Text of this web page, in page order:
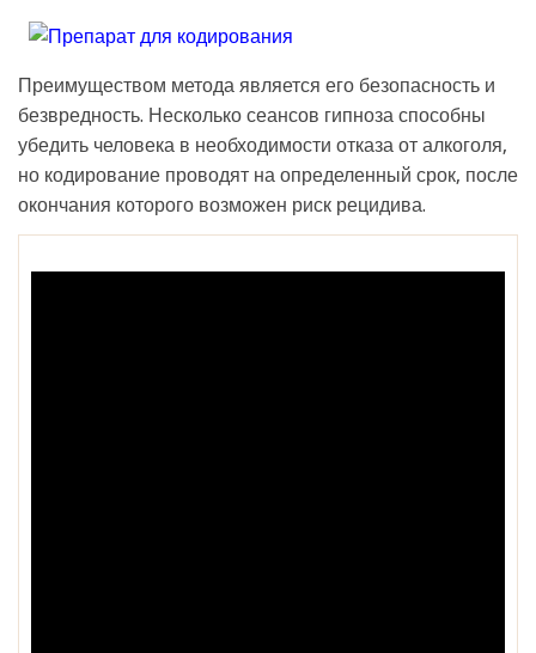
Преимуществом метода является его безопасность и
безвредность. Несколько сеансов гипноза способны
убедить человека в необходимости отказа от алкоголя,
но кодирование проводят на определенный срок, после
окончания которого возможен риск рецидива.